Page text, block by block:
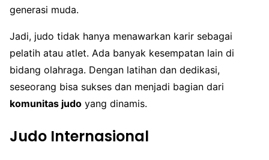
generasi muda.
Jadi, judo tidak hanya menawarkan karir sebagai
pelatih atau atlet. Ada banyak kesempatan lain di
bidang olahraga. Dengan latihan dan dedikasi,
seseorang bisa sukses dan menjadi bagian dari
komunitas judo yang dinamis.
Judo Internasional